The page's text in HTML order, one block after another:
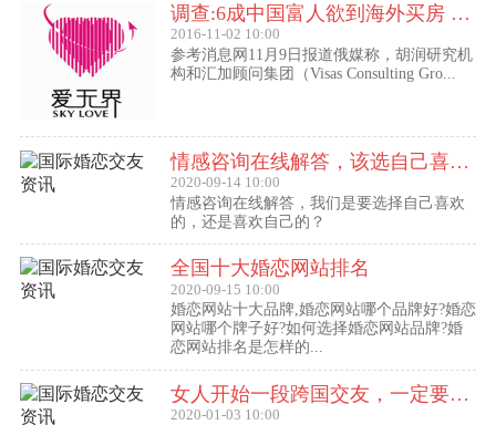
调查:6成中国富人欲到海外买房 最想移民去美国
2016-11-02 10:00
参考消息网11月9日报道俄媒称，胡润研究机
构和汇加顾问集团（Visas Consulting Gro...
情感咨询在线解答，该选自己喜欢的,还是喜欢自己的？
2020-09-14 10:00
情感咨询在线解答，我们是要选择自己喜欢
的，还是喜欢自己的？
全国十大婚恋网站排名
2020-09-15 10:00
婚恋网站十大品牌,婚恋网站哪个品牌好?婚恋
网站哪个牌子好?如何选择婚恋网站品牌?婚
恋网站排名是怎样的...
女人开始一段跨国交友，一定要问自己这几个问题
2020-01-03 10:00